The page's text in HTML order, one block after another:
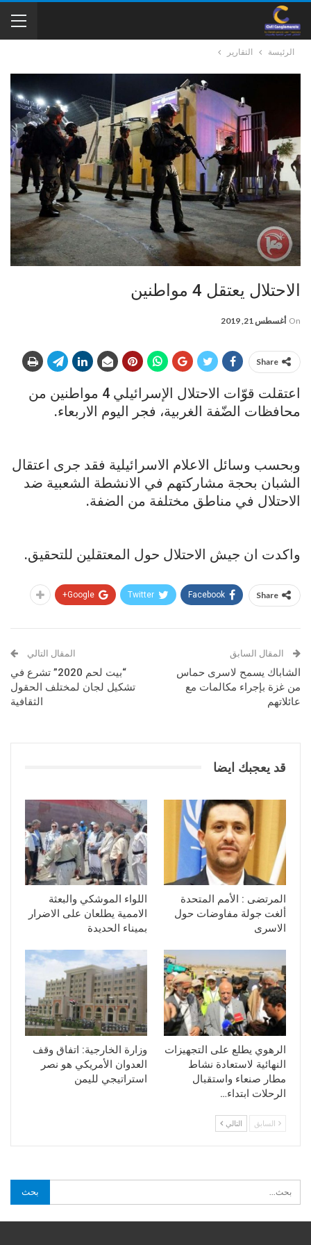
الرئيسة التقارير
الاحتلال يعتقل 4 مواطنين
On أغسطس 21, 2019
Share
اعتقلت قوّات الاحتلال الإسرائيلي 4 مواطنين من
محافظات الضّفة الغربية، فجر اليوم الاربعاء.
وبحسب وسائل الاعلام الاسرائيلية فقد جرى اعتقال
الشبان بحجة مشاركتهم في الانشطة الشعبية ضد
الاحتلال في مناطق مختلفة من الضفة.
واكدت ان جيش الاحتلال حول المعتقلين للتحقيق.
Share
Facebook
Twitter
Google+
المقال السابق
الشاباك يسمح لاسرى حماس
من غزة بإجراء مكالمات مع
عائلاتهم
المقال التالي
“بيت لحم 2020” تشرع في
تشكيل لجان لمختلف الحقول
الثقافية
قد يعجبك ايضا
المرتضى : الأمم المتحدة
ألغت جولة مفاوضات حول
الاسرى
اللواء الموشكي والبعثة
الاممية يطلعان على الاضرار
بميناء الحديدة
الرهوي يطلع على التجهيزات
النهائية لاستعادة نشاط
مطار صنعاء واستقبال
الرحلات ابتداء…
وزارة الخارجية: اتفاق وقف
العدوان الأمريكي هو نصر
استراتيجي لليمن
السابق التالي